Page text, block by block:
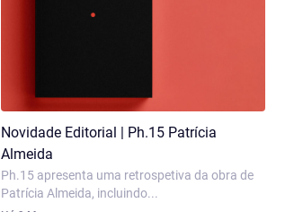
Novidade Editorial | Ph.15 Patrícia
Almeida
Ph.15 apresenta uma retrospetiva da obra de
Patrícia Almeida, incluindo...